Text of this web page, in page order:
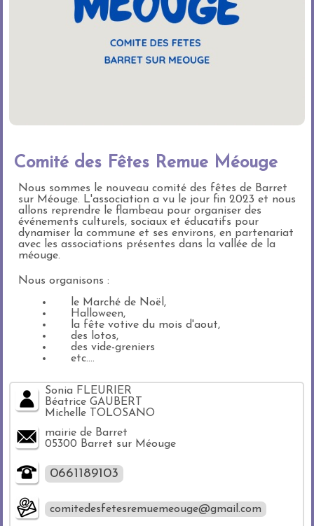
Comité des Fêtes Remue Méouge
Nous sommes le nouveau comité des fêtes de Barret
sur Méouge. L'association a vu le jour fin 2023 et nous
allons reprendre le flambeau pour organiser des
événements culturels, sociaux et éducatifs pour
dynamiser la commune et ses environs, en partenariat
avec les associations présentes dans la vallée de la
méouge.
Nous organisons :
le Marché de Noël,
Halloween,
la fête votive du mois d'aout,
des lotos,
des vide-greniers
etc....
Sonia FLEURIER
Béatrice GAUBERT
Michelle TOLOSANO
mairie de Barret
05300 Barret sur Méouge
0661189103
comitedesfetesremuemeouge@gmail.com